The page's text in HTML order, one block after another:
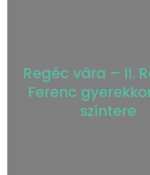
Regéc vára – II.
Ferenc
színtere